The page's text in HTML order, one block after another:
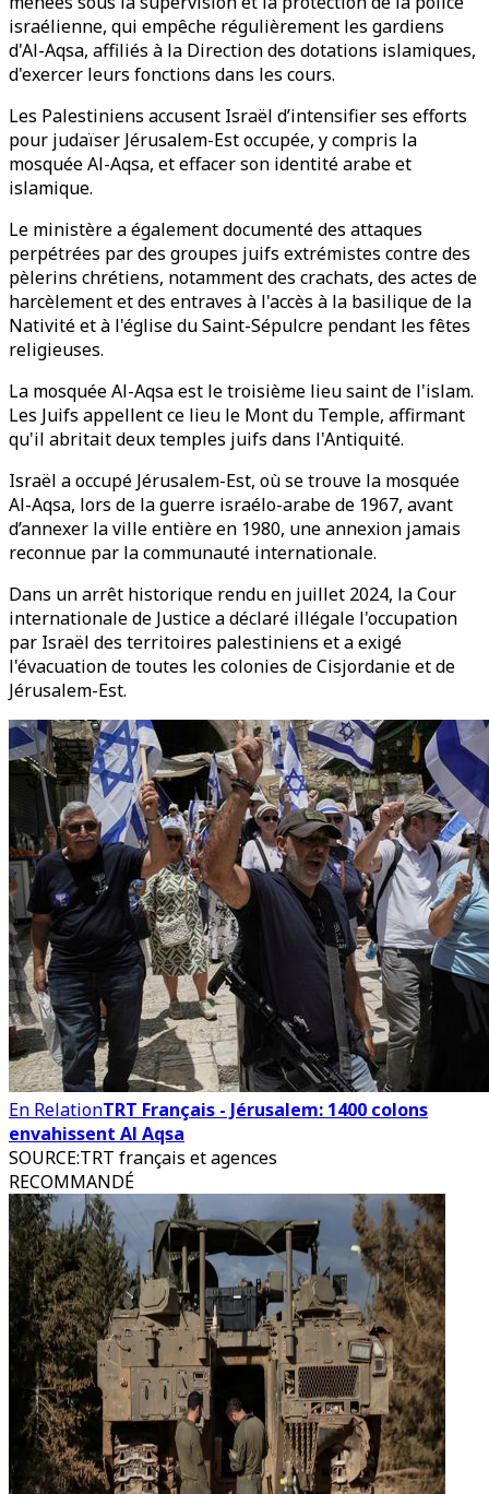
israélienne, qui empêche régulièrement les gardiens
d'Al-Aqsa, affiliés à la Direction des dotations islamiques,
d'exercer leurs fonctions dans les cours.
Les Palestiniens accusent Israël d’intensifier ses efforts
pour judaïser Jérusalem-Est occupée, y compris la
mosquée Al-Aqsa, et effacer son identité arabe et
islamique.
Le ministère a également documenté des attaques
perpétrées par des groupes juifs extrémistes contre des
pèlerins chrétiens, notamment des crachats, des actes de
harcèlement et des entraves à l'accès à la basilique de la
Nativité et à l'église du Saint-Sépulcre pendant les fêtes
religieuses.
La mosquée Al-Aqsa est le troisième lieu saint de l'islam.
Les Juifs appellent ce lieu le Mont du Temple, affirmant
qu'il abritait deux temples juifs dans l'Antiquité.
Israël a occupé Jérusalem-Est, où se trouve la mosquée
Al-Aqsa, lors de la guerre israélo-arabe de 1967, avant
d’annexer la ville entière en 1980, une annexion jamais
reconnue par la communauté internationale.
Dans un arrêt historique rendu en juillet 2024, la Cour
internationale de Justice a déclaré illégale l'occupation
par Israël des territoires palestiniens et a exigé
l'évacuation de toutes les colonies de Cisjordanie et de
Jérusalem-Est.
En RelationTRT Français - Jérusalem: 1400 colons
envahissent Al Aqsa
SOURCE:TRT français et agences
RECOMMANDÉ